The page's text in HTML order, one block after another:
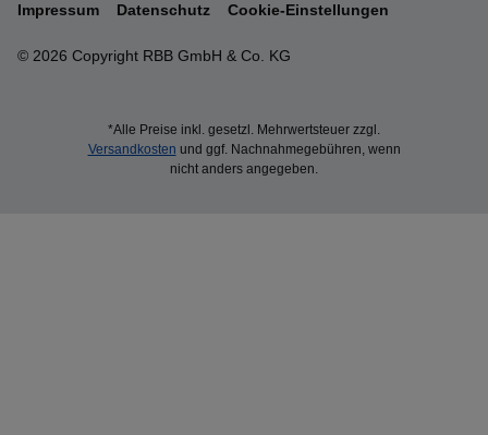
© 2026 Copyright RBB GmbH & Co. KG
Impressum Datenschutz Cookie-Einstellungen
*Alle Preise inkl. gesetzl. Mehrwertsteuer zzgl.
Versandkosten und ggf. Nachnahmegebühren, wenn
nicht anders angegeben.